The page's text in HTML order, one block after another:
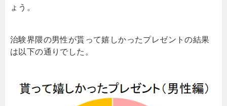
ょう。
治験界隈の男性が貰って嬉しかったプレゼントの結果
は以下の通りでした。